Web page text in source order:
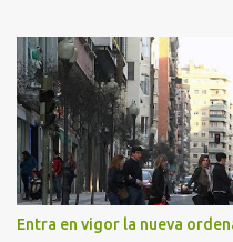
Entra en vigor la nueva